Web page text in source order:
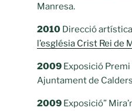
Manresa.
2010Direcció
l’església Crist Rei de
2009Exposició Premi
Ajuntament de
2009Exposició”